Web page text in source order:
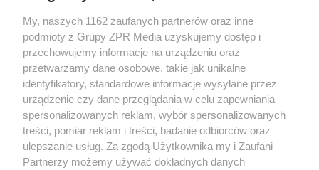
Żaden utwór zamieszczony w serwisie nie może być powielany i
rozpowszechniany lub dalej rozpowszechniany w jakikolwiek sposób (w
tym także elektroniczny lub mechaniczny) na jakimkolwiek polu
eksploatacji w jakiejkolwiek formie, włącznie z umieszczaniem w
Internecie bez pisemnej zgody właściciela praw. Jakiekolwiek użycie lub
wykorzystanie utworów w całości lub w części z naruszeniem prawa,
tzn. bez właściwej zgody, jest zabronione pod groźbą kary i może być
ścigane prawnie.
My, naszych 1162 zaufanych partnerów oraz inne
podmioty z Grupy ZPR Media uzyskujemy dostęp i
przechowujemy informacje na urządzeniu oraz
przetwarzamy dane osobowe, takie jak unikalne
identyfikatory, standardowe informacje wysyłane przez
urządzenie czy dane przeglądania w celu zapewniania
spersonalizowanych reklam, wybór spersonalizowanych
treści, pomiar reklam i treści, badanie odbiorców oraz
ulepszanie usług. Za zgodą Użytkownika my i Zaufani
Partnerzy możemy używać dokładnych danych